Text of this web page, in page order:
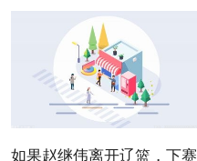
如果赵继伟离开辽篮，下赛